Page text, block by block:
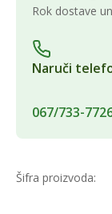
Rok dostave
Naruči
067/733-
Šifra proizvoda: